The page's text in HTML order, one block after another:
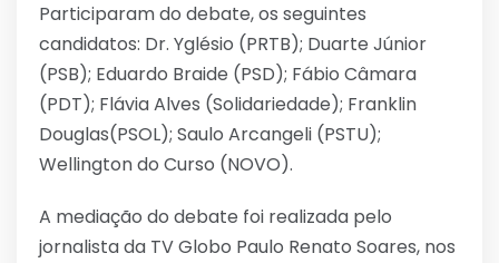
Participaram do debate, os seguintes
candidatos: Dr. Yglésio (PRTB); Duarte Júnior
(PSB); Eduardo Braide (PSD); Fábio Câmara
(PDT); Flávia Alves (Solidariedade); Franklin
Douglas(PSOL); Saulo Arcangeli (PSTU);
Wellington do Curso (NOVO).
A mediação do debate foi realizada pelo
jornalista da TV Globo Paulo Renato Soares, nos